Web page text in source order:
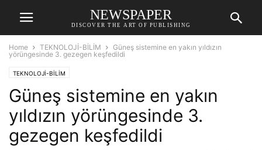
NEWSPAPER
DISCOVER THE ART OF PUBLISHING
Home TEKNOLOJİ-BİLİM
Güneş sistemine en yakın yıldızın
yörüngesinde 3. gezegen keşfedildi
TEKNOLOJİ-BİLİM
Güneş sistemine en yakın
yıldızın yörüngesinde 3.
gezegen keşfedildi